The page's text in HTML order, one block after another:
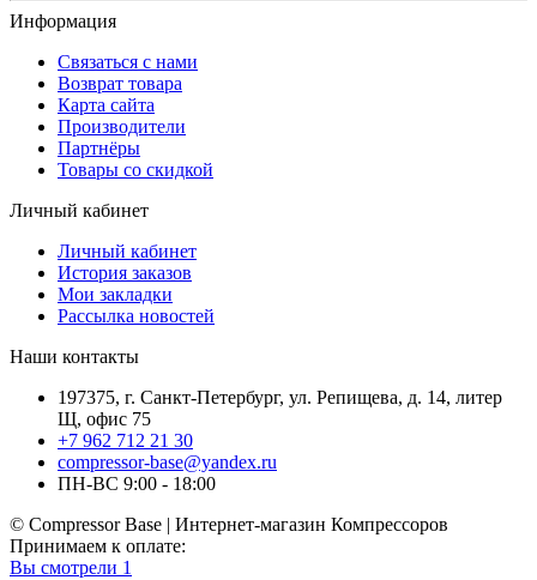
Информация
Связаться с нами
Возврат товара
Карта сайта
Производители
Партнёры
Товары со скидкой
Личный кабинет
Личный кабинет
История заказов
Мои закладки
Рассылка новостей
Наши контакты
197375, г. Санкт-Петербург, ул. Репищева, д. 14, литер
Щ, офис 75
+7 962 712 21 30
compressor-base@yandex.ru
ПН-ВС 9:00 - 18:00
© Compressor Base | Интернет-магазин Компрессоров
Принимаем к оплате:
Вы смотрели 1